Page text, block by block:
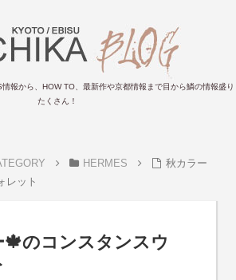
報から、HOW TO、最新作や京都情報まで目から鱗の情報盛り
たくさん！
HERMES
秋カラー
レット
のコンスタンスウ